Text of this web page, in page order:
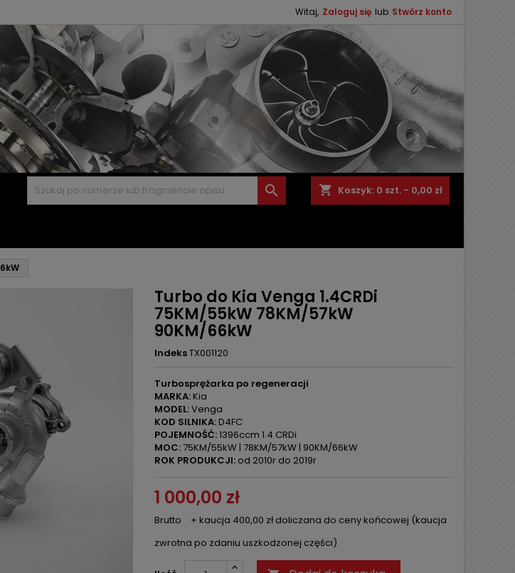
Witaj, Zaloguj się lub Stwórz konto
shopping_cart Koszyk: 0 szt. - 0,00 zł

Turbo do Kia Venga 1.4CRDi
75KM/55kW 78KM/57kW
90KM/66kW
IndeksTX001120
Turbosprężarka po regeneracji
MARKA:Kia
MODEL:Venga
KOD SILNIKA:D4FC
POJEMNOŚĆ:1396ccm 1.4 CRDi
MOC: 75KM/55kW | 78KM/57kW | 90KM/66kW
ROK PRODUKCJI: od 2010r do 2019r
1 000,00 zł
Brutto
+ kaucja 400,00 zł doliczana do ceny końcowej (kaucja
zwrotna po zdaniu uszkodzonej części)